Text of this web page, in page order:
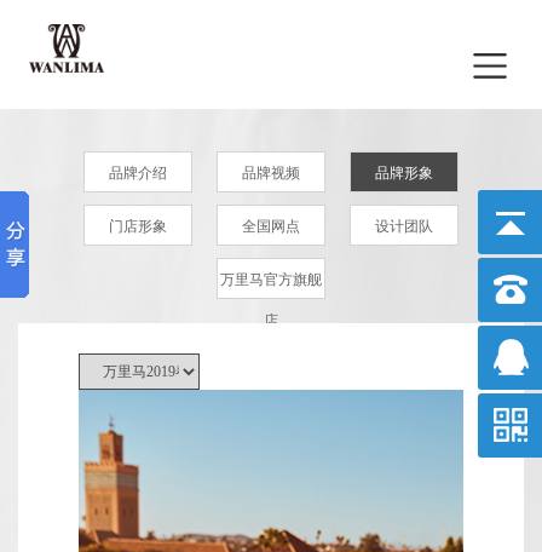
品牌介绍 品牌视频 品牌形象
门店形象 全国网点 设计团队
万里马官方旗舰
店